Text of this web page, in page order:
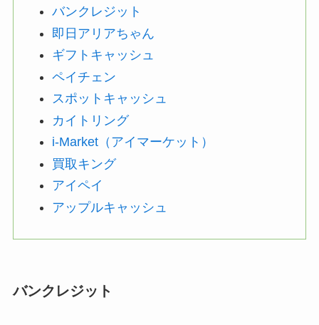
バンクレジット
即日アリアちゃん
ギフトキャッシュ
ペイチェン
スポットキャッシュ
カイトリング
i-Market（アイマーケット）
買取キング
アイペイ
アップルキャッシュ
バンクレジット